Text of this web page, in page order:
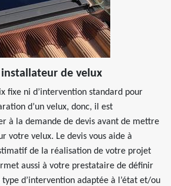
de velux
fixe ni d’intervention standard pour
d’un velux, donc, il est
à la demande de devis avant de mettre
votre velux. Le devis vous aide à
de la réalisation de votre projet
aussi à votre prestataire de définir
d’intervention adaptée à l’état et/ou